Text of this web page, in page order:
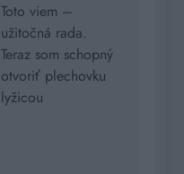
Toto viem –
užitočná rada.
Teraz som schopný
otvoriť plechovku
lyžicou